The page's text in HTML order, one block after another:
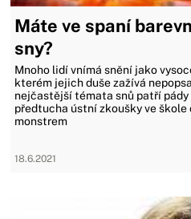
Máte ve spaní
sny?
Mnoho lidí vnímá snění jako
kterém jejich duše zažívá
nejčastější témata snů patří
předtucha ústní zkoušky ve
monstrem
18.6.2021